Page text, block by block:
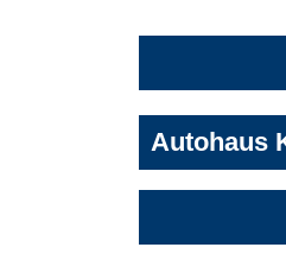
Autohaus